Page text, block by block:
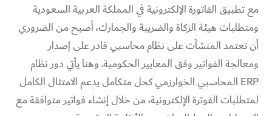
مع تطبيق الفاتورة الإلكترونية في المملكة العربية السعودية
ومتطلبات هيئة الزكاة والضريبة والجمارك، أصبح من الضروري
أن تعتمد المنشآت على نظام محاسبي قادر على إصدار
ومعالجة الفواتير وفق المعايير الحكومية. وهنا يأتي دور نظام
ERP المحاسبي الخوارزمي كحل متكامل يدعم الامتثال الكامل
لمتطلبات الفوترة الإلكترونية، من خلال إنشاء فواتير متوافقة مع